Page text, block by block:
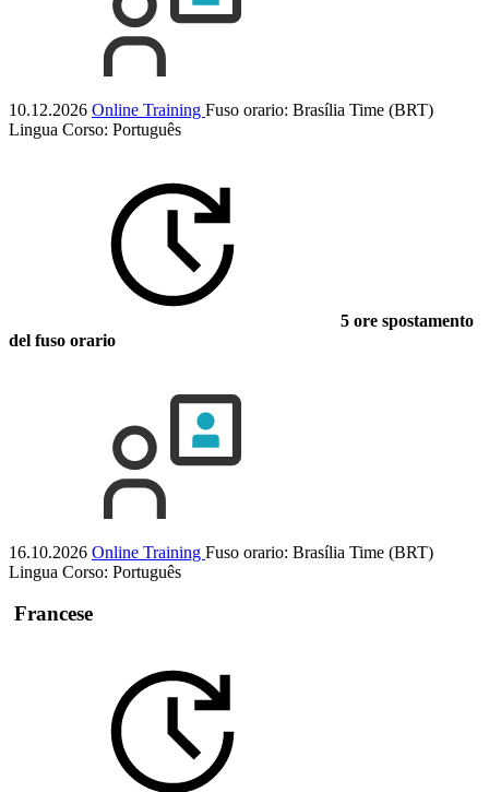
10.12.2026 Online Training Fuso orario: Brasília Time (BRT)
Lingua Corso: Português
5 ore spostamento
del fuso orario
16.10.2026 Online Training Fuso orario: Brasília Time (BRT)
Lingua Corso: Português
Francese